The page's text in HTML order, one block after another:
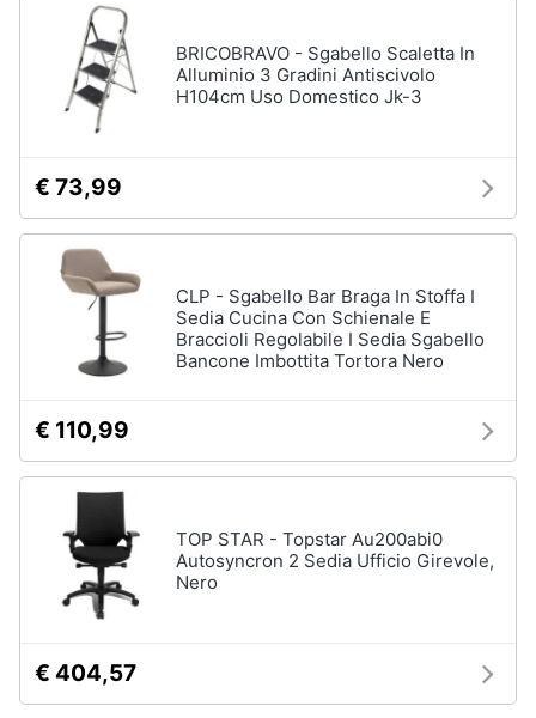
BRICOBRAVO - Sgabello Scaletta In
Alluminio 3 Gradini Antiscivolo
H104cm Uso Domestico Jk-3
€ 73,99
CLP - Sgabello Bar Braga In Stoffa I
Sedia Cucina Con Schienale E
Braccioli Regolabile I Sedia Sgabello
Bancone Imbottita Tortora Nero
€ 110,99
TOP STAR - Topstar Au200abi0
Autosyncron 2 Sedia Ufficio Girevole,
Nero
€ 404,57